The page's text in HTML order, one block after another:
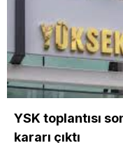
YSK toplantısı
kararı çıktı